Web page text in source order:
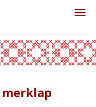
merklap